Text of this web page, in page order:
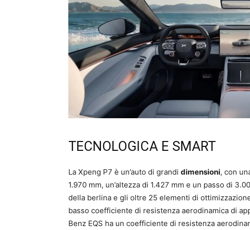
TECNOLOGICA E SMART
La Xpeng P7 è un’auto di grandi dimensioni, con
1.970 mm, un’altezza di 1.427 mm e un passo di
della berlina e gli oltre 25 elementi di
basso coefficiente di resistenza aerodinamica di
Benz EQS ha un coefficiente di resistenza